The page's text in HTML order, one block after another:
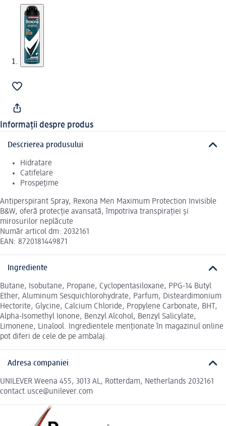
Informații despre produs
Descrierea produsului
Hidratare
Catifelare
Prospețime
Antiperspirant Spray, Rexona Men Maximum Protection Invisible
B&W, oferă protecție avansată, împotriva transpirației și
mirosurilor neplăcute
Număr articol dm: 2032161
EAN: 8720181449871
Ingrediente
Butane, Isobutane, Propane, Cyclopentasiloxane, PPG-14 Butyl
Ether, Aluminum Sesquichlorohydrate, Parfum, Disteardimonium
Hectorite, Glycine, Calcium Chloride, Propylene Carbonate, BHT,
Alpha-Isomethyl Ionone, Benzyl Alcohol, Benzyl Salicylate,
Limonene, Linalool. Ingredientele menționate în magazinul online
pot diferi de cele de pe ambalaj.
Adresa companiei
UNILEVER Weena 455, 3013 AL, Rotterdam, Netherlands 2032161
contact.usce@unilever.com